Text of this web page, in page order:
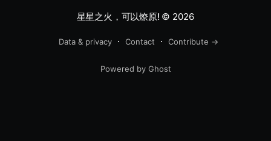
也就是几乎忽略手续费，2022年初至八月底 获得了
错！）。 下图按万二五（
星星之火，可以燎原! © 2026
Data & privacy Contact Contribute →
Powered by Ghost